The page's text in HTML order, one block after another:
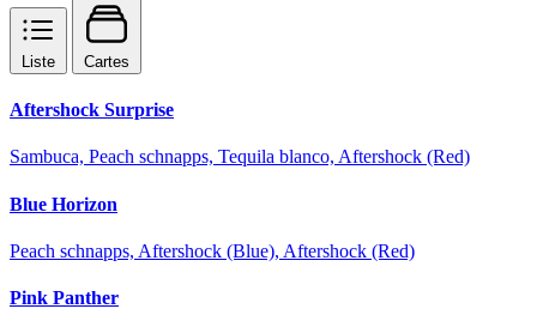
Liste Cartes
Aftershock Surprise
Sambuca, Peach schnapps, Tequila blanco, Aftershock (Red)
Blue Horizon
Peach schnapps, Aftershock (Blue), Aftershock (Red)
Pink Panther